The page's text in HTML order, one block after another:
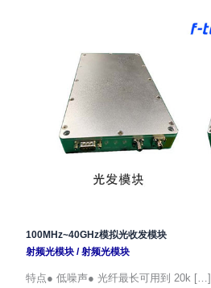
100MHz~40GHz模拟光收发模块
射频光模块/射频光模块
特点● 低噪声● 光纤最长可用到 20k […]